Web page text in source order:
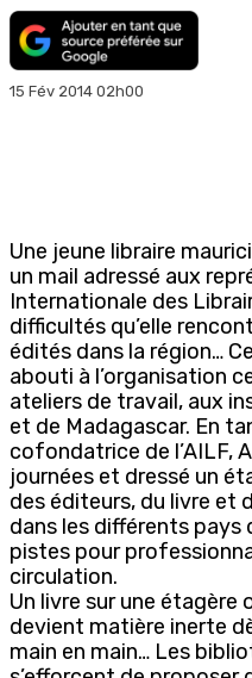
15 Fév 2014 02h00
Une jeune libraire
un mail adressé aux
Internationale des
difficultés qu’elle
édités dans la région…
abouti à l’organisation
ateliers de travail, aux
et de Madagascar. En
cofondatrice de l’AILF,
journées et dressé un
des éditeurs, du livre et
dans les différents pays
pistes pour
circulation.
Un livre sur une étagère
devient matière inerte
main en main… Les